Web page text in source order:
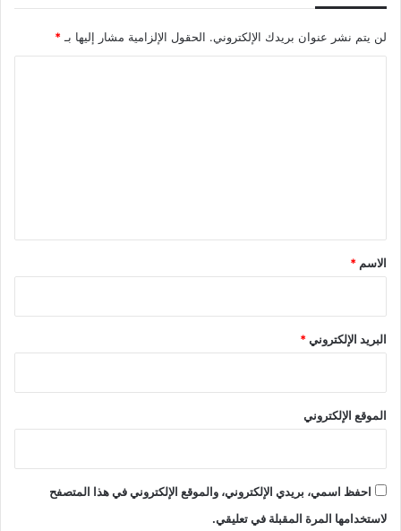
لن يتم نشر عنوان بريدك الإلكتروني. الحقول الإلزامية مشار إليها بـ *
*
الاسم *
البريد الإلكتروني*
الموقع الإلكتروني
احفظ اسمي، بريدي الإلكتروني، والموقع الإلكتروني في هذا المتصفح
لاستخدامها المرة المقبلة في تعليقي.